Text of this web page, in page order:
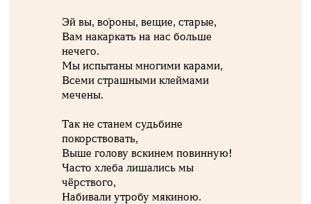
Эй вы, во́роны, вещие, старые,
Вам накаркать на нас больше
нечего.
Мы испытаны многими карами,
Всеми страшными клеймами
мечены.
Так не станем судьбине
покорствовать,
Выше голову вскинем повинную!
Часто хлеба лишались мы
чёрствого,
Набивали утробу мякиною.